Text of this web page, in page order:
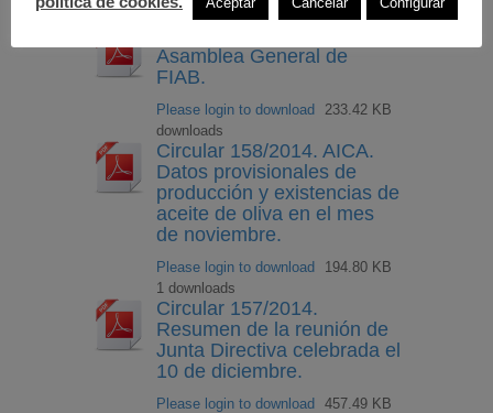
downloads
Asamblea General de
FIAB.
Please login to download
233.42 KB
downloads
Circular 158/2014. AICA.
Datos provisionales de
producción y existencias de
aceite de oliva en el mes
de noviembre.
Please login to download
194.80 KB
1 downloads
Circular 157/2014.
Resumen de la reunión de
Junta Directiva celebrada el
10 de diciembre.
Please login to download
457.49 KB